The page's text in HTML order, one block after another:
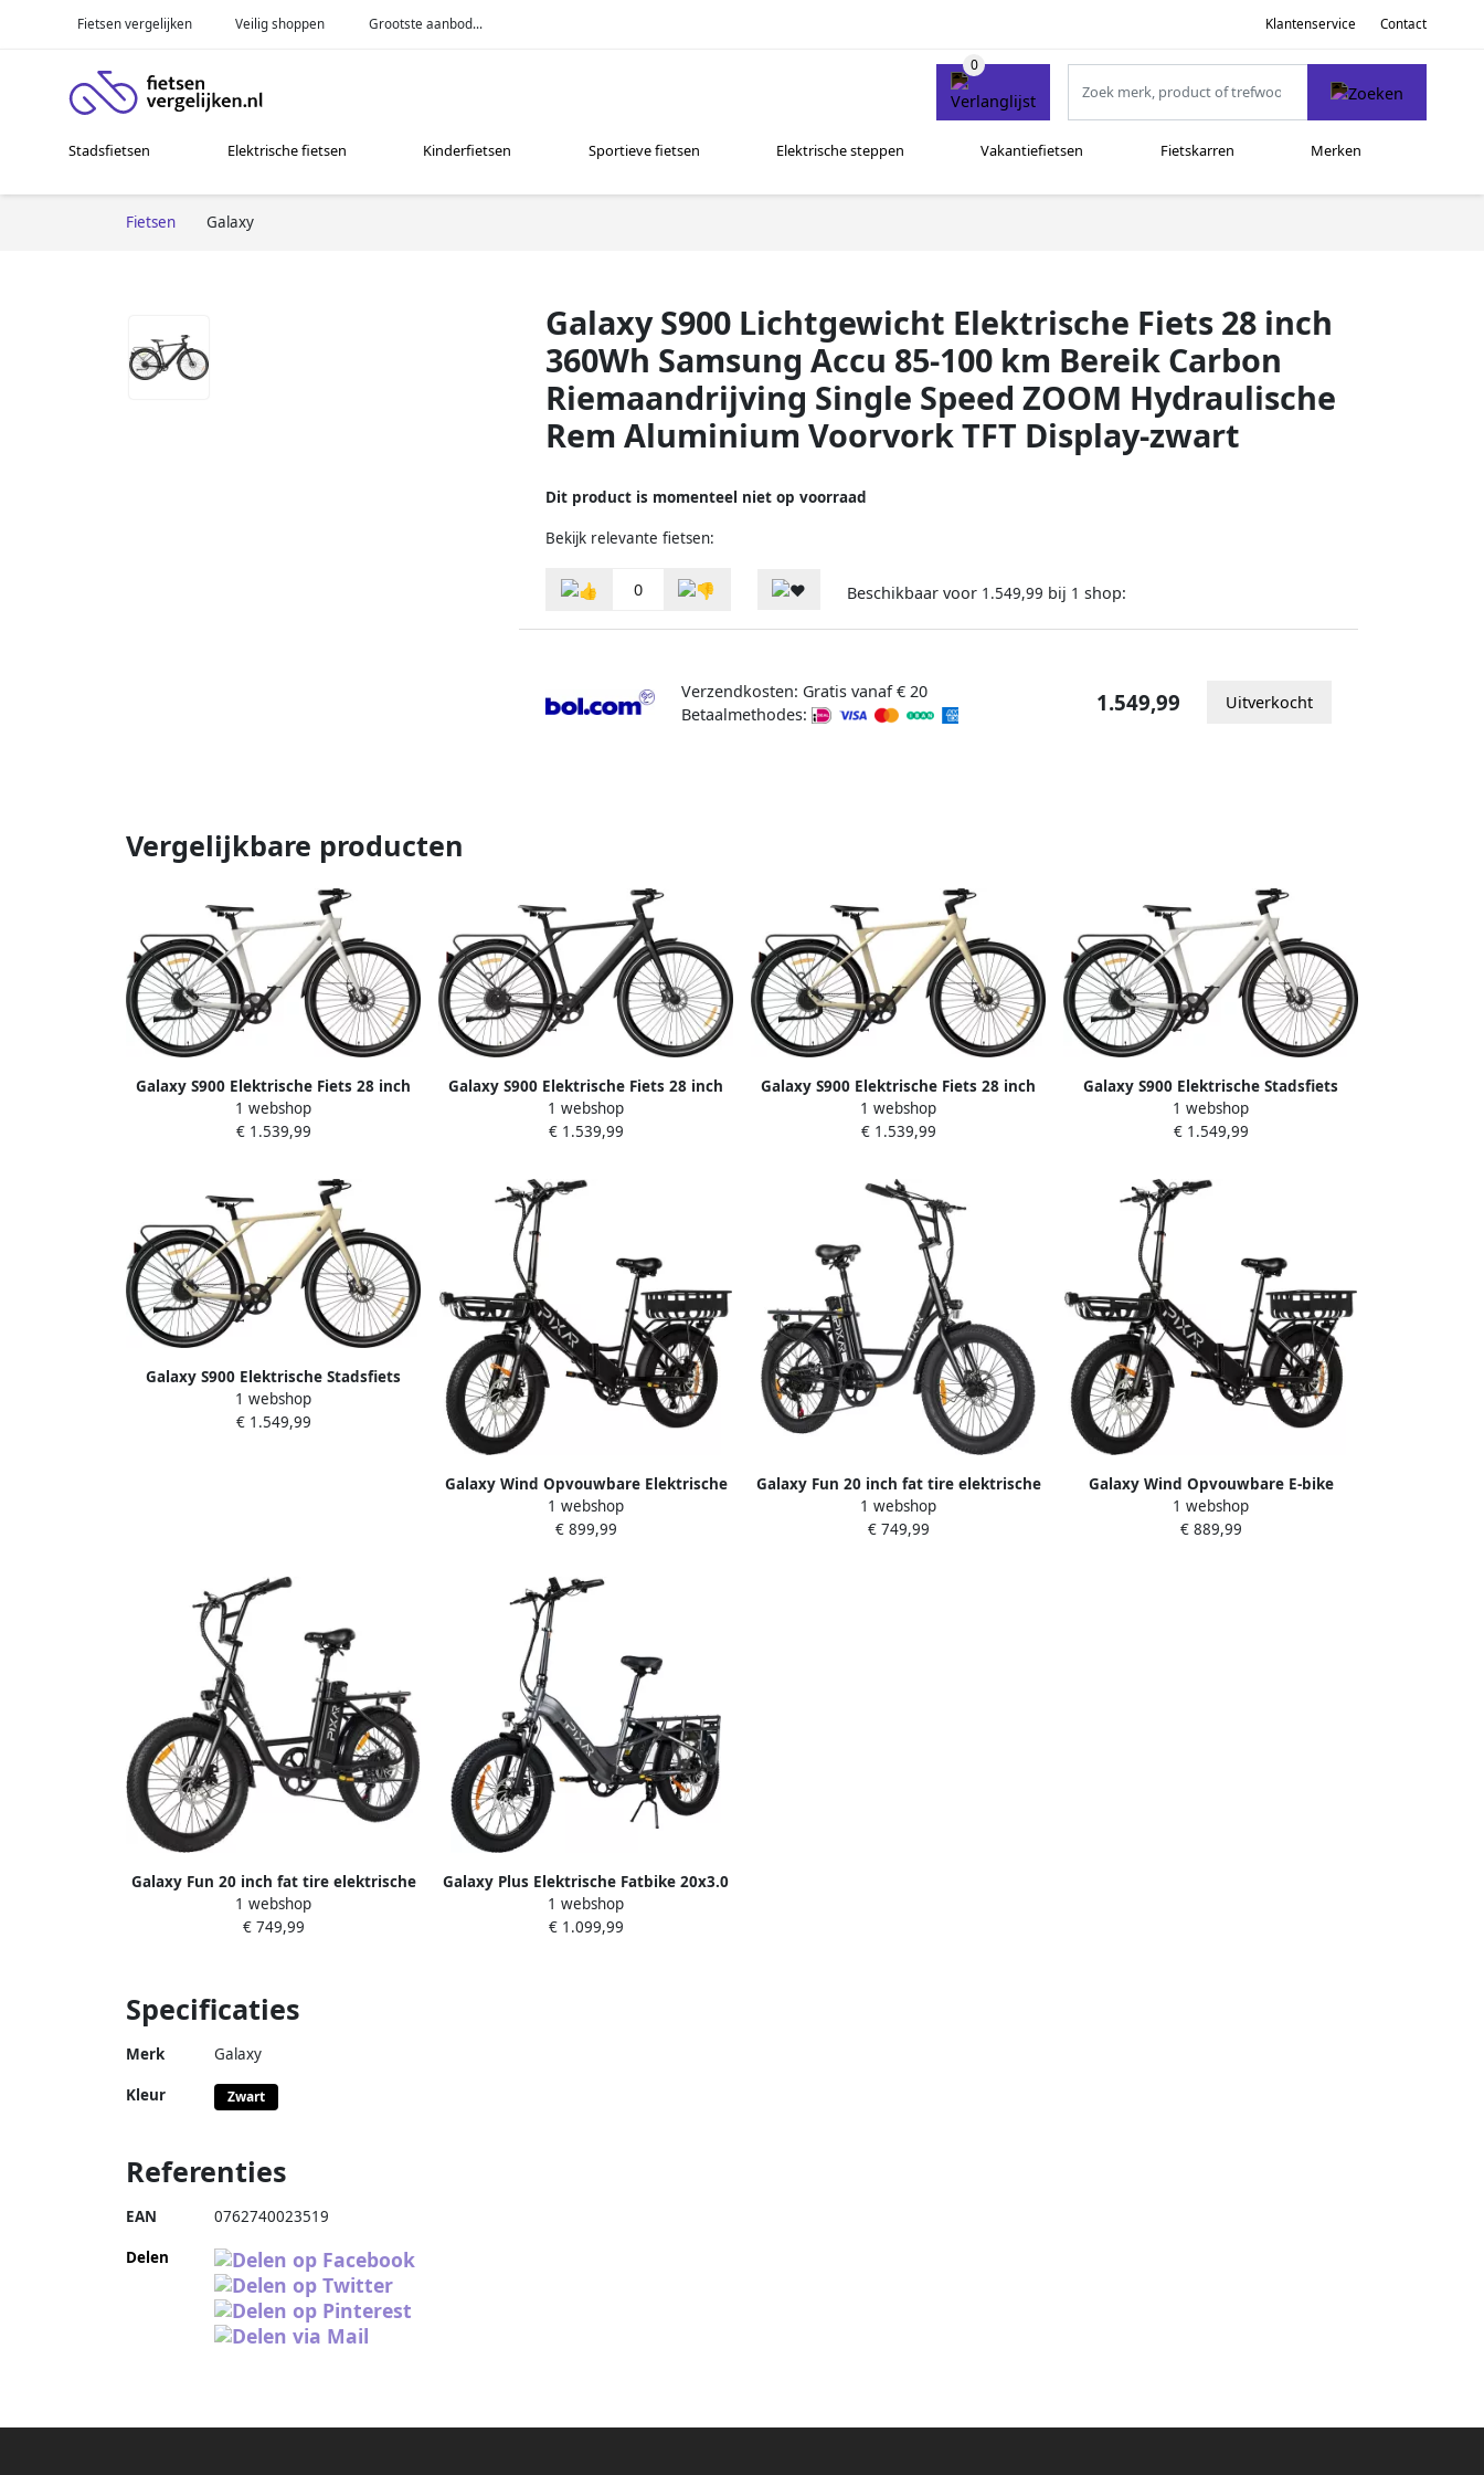
Fietsen vergelijken Veilig shoppen Grootste aanbod... Klantenservice Contact
Stadsfietsen Elektrische fietsen Kinderfietsen Sportieve fietsen Elektrische steppen Vakantiefietsen Fietskarren Merken
Fietsen Galaxy
Galaxy S900 Lichtgewicht Elektrische Fiets 28 inch
360Wh Samsung Accu 85-100 km Bereik Carbon
Riemaandrijving Single Speed ZOOM Hydraulische
Rem Aluminium Voorvork TFT Display-zwart
Dit product is momenteel niet op voorraad
Bekijk relevante fietsen:
0 Beschikbaar voor 1.549,99 bij 1 shop:
Verzendkosten: Gratis vanaf € 20
Betaalmethodes:
1.549,99 Uitverkocht
Vergelijkbare producten
Galaxy S900 Elektrische Fiets 28 inch
360Wh Samsung Accu Tot 100 km
Actieradius JDX Carbon
Schijfrem Lichtgewicht Aluminium
Frame Torque Sensor-zwart-wit
1 webshop
€ 1.539,99
Galaxy S900 Elektrische Fiets 28 inch
360Wh Samsung Accu Tot 100 km
Actieradius JDX Carbon
Schijfrem Lichtgewicht Aluminium
Frame Torque Sensor-zwart
1 webshop
€ 1.539,99
Galaxy S900 Elektrische Fiets 28 inch
360Wh Samsung Accu Tot 100 km
Actieradius JDX Carbon
Schijfrem Lichtgewicht Aluminium
Frame Torque Sensor-zwart-Geel
1 webshop
€ 1.539,99
Galaxy S900 Elektrische Stadsfiets
700C 360Wh Samsung Accu 85-100 km
Actieradius JDX Carbon Belt Drive
Aluminium Voorvork Full Color TFT
Display-wit
1 webshop
€ 1.549,99
Galaxy S900 Elektrische Stadsfiets
700C 360Wh Samsung Accu 85-100 km
Actieradius JDX Carbon Belt Drive
1 webshop
€ 1.549,99
Galaxy Wind Opvouwbare Elektrische
Fatbike 20x3.0 Inch 499Wh EVE Accu
Tot 45 km Actieradius 250W Naafmotor
Schijfrem -zwart
1 webshop
€ 899,99
Galaxy Fun 20 inch fat tire elektrische
fiets – 36V 250W motor – 36V 10 4Ah
EVE accu – Shi o 7 versnellingen –
1 webshop
€ 749,99
Galaxy Wind Opvouwbare E-bike
20x3.0 Inch 499Wh EVE Accu Tot 45 km
Bereik 250W Naafmotor Shi o 7
1 webshop
€ 889,99
Galaxy Fun 20 inch fat tire elektrische
fiets – 36V 250W motor – 36V 10 4Ah
EVE accu – Shi o 7 versnellingen –
25 km u – met voor- en achterlichten –
draagvermogen 120 kg-Zilver
1 webshop
€ 749,99
Galaxy Plus Elektrische Fatbike 20x3.0
Inch Tot 100 km Actieradius 48V 20Ah
EVE Accu 250W Naafmotor Shi o 7
1 webshop
€ 1.099,99
Specificaties
Merk Galaxy
Kleur Zwart
Referenties
EAN 0762740023519
Delen